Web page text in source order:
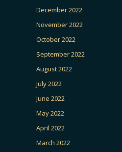
December 2022
November 2022
October 2022
September 2022
August 2022
July 2022
June 2022
May 2022
April 2022
March 2022